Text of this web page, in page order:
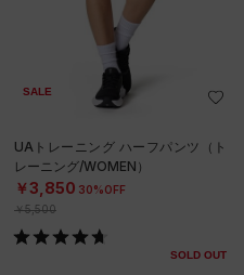
SALE
UAトレーニング ハーフパンツ（ト
レーニング/WOMEN）
￥3,850 30%OFF
￥5,500
SOLD OUT